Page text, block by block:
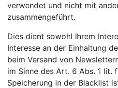
verwendet und nicht mit
zusammengeführt.
Dies dient sowohl Ihrem
Interesse an der Einhaltung
beim Versand von
im Sinne des Art. 6 Abs. 1 lit.
Speicherung in der Blacklist